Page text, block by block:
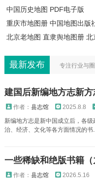
中国历史地图 PDF电子版
重庆市地图册 中国地图出版
北京老地图​ 直隶舆地图册
最新发布 专注行业与
建国后新编地方志新
作者： 县志馆
2025.8.8
新编地方志是新中国成立后，各
治、经济、文化等各方面情况的书
一些稀缺和绝版书籍
作者： 县志馆
2026.5.16